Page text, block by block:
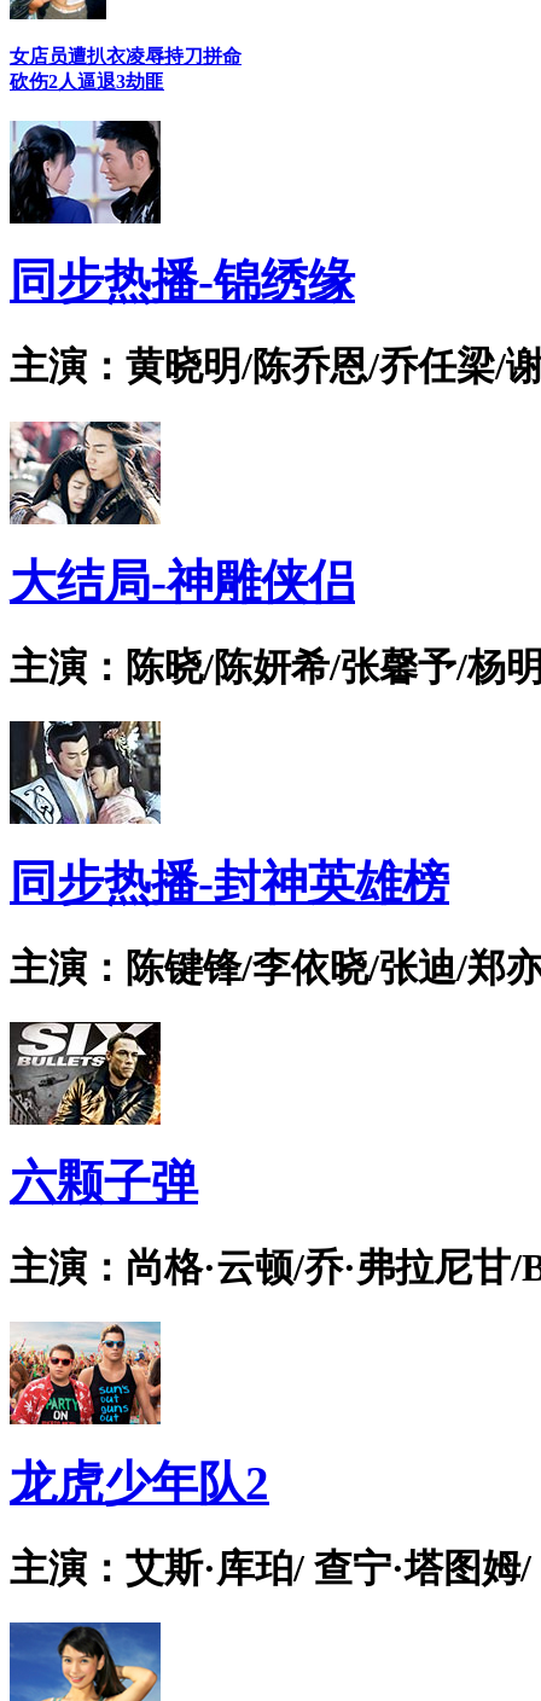
女店员遭扒衣凌辱持刀拼命
砍伤2人逼退3劫匪
同步热播-锦绣缘
主演：黄晓明/陈乔恩/乔任梁/
大结局-神雕侠侣
主演：陈晓/陈妍希/张馨予/杨
同步热播-封神英雄榜
主演：陈键锋/李依晓/张迪/郑
六颗子弹
主演：尚格·云顿/乔·弗拉尼甘/
龙虎少年队2
主演：艾斯·库珀/ 查宁·塔图姆/